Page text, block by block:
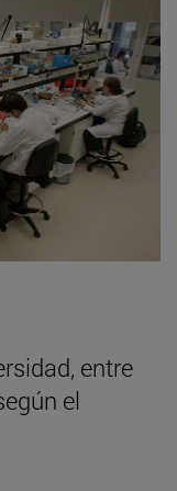
entre
el